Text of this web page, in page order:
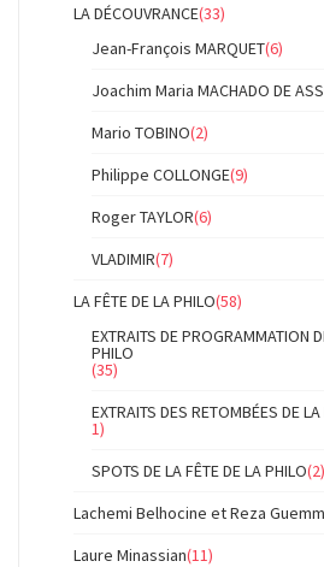
LA DÉCOUVRANCE(33)
Jean-François MARQUET(6)
Joachim Maria MACHADO DE
Mario TOBINO(2)
Philippe COLLONGE(9)
Roger TAYLOR(6)
VLADIMIR(7)
LA FÊTE DE LA PHILO(58)
EXTRAITS DE PROGRAMMATION
PHILO
(35)
EXTRAITS DES RETOMBÉES DE
1)
SPOTS DE LA FÊTE DE LA PHILO(2)
Lachemi Belhocine et Reza
Laure Minassian(11)